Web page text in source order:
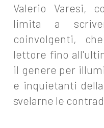
Valerio Varesi,
limita a
coinvolgenti,
lettore fino
il genere per
e inquietanti
svelarne le